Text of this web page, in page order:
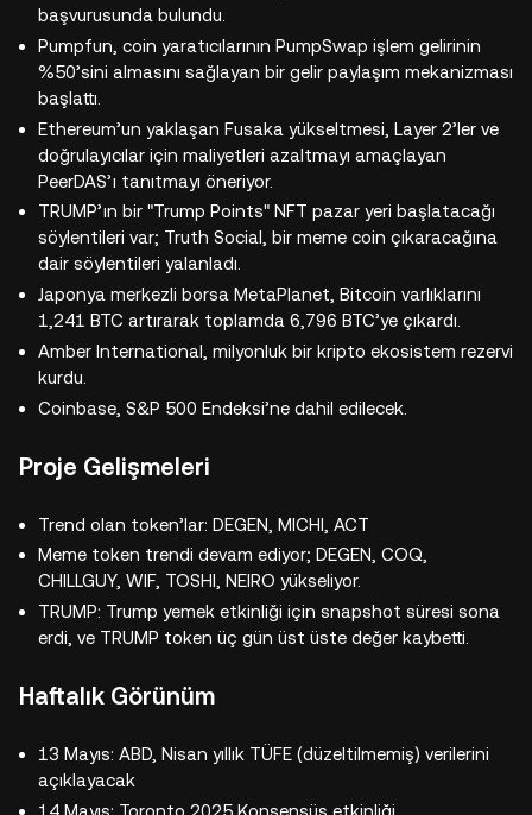
başvurusunda bulundu.
Pumpfun, coin yaratıcılarının PumpSwap işlem gelirinin
%50’sini almasını sağlayan bir gelir paylaşım mekanizması
başlattı.
Ethereum’un yaklaşan Fusaka yükseltmesi, Layer 2’ler ve
doğrulayıcılar için maliyetleri azaltmayı amaçlayan
PeerDAS’ı tanıtmayı öneriyor.
TRUMP’ın bir "Trump Points" NFT pazar yeri başlatacağı
söylentileri var; Truth Social, bir meme coin çıkaracağına
dair söylentileri yalanladı.
Japonya merkezli borsa MetaPlanet, Bitcoin varlıklarını
1,241 BTC artırarak toplamda 6,796 BTC’ye çıkardı.
Amber International, milyonluk bir kripto ekosistem rezervi
kurdu.
Coinbase, S&P 500 Endeksi’ne dahil edilecek.
Proje Gelişmeleri
Trend olan token’lar: DEGEN, MICHI, ACT
Meme token trendi devam ediyor; DEGEN, COQ,
CHILLGUY, WIF, TOSHI, NEIRO yükseliyor.
TRUMP: Trump yemek etkinliği için snapshot süresi sona
erdi, ve TRUMP token üç gün üst üste değer kaybetti.
Haftalık Görünüm
13 Mayıs: ABD, Nisan yıllık TÜFE (düzeltilmemiş) verilerini
açıklayacak
14 Mayıs: Toronto 2025 Konsensüs etkinliği